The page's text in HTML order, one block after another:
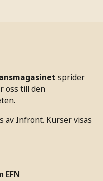
sprider
oss till den
av Infront. Kurser visas
EFN